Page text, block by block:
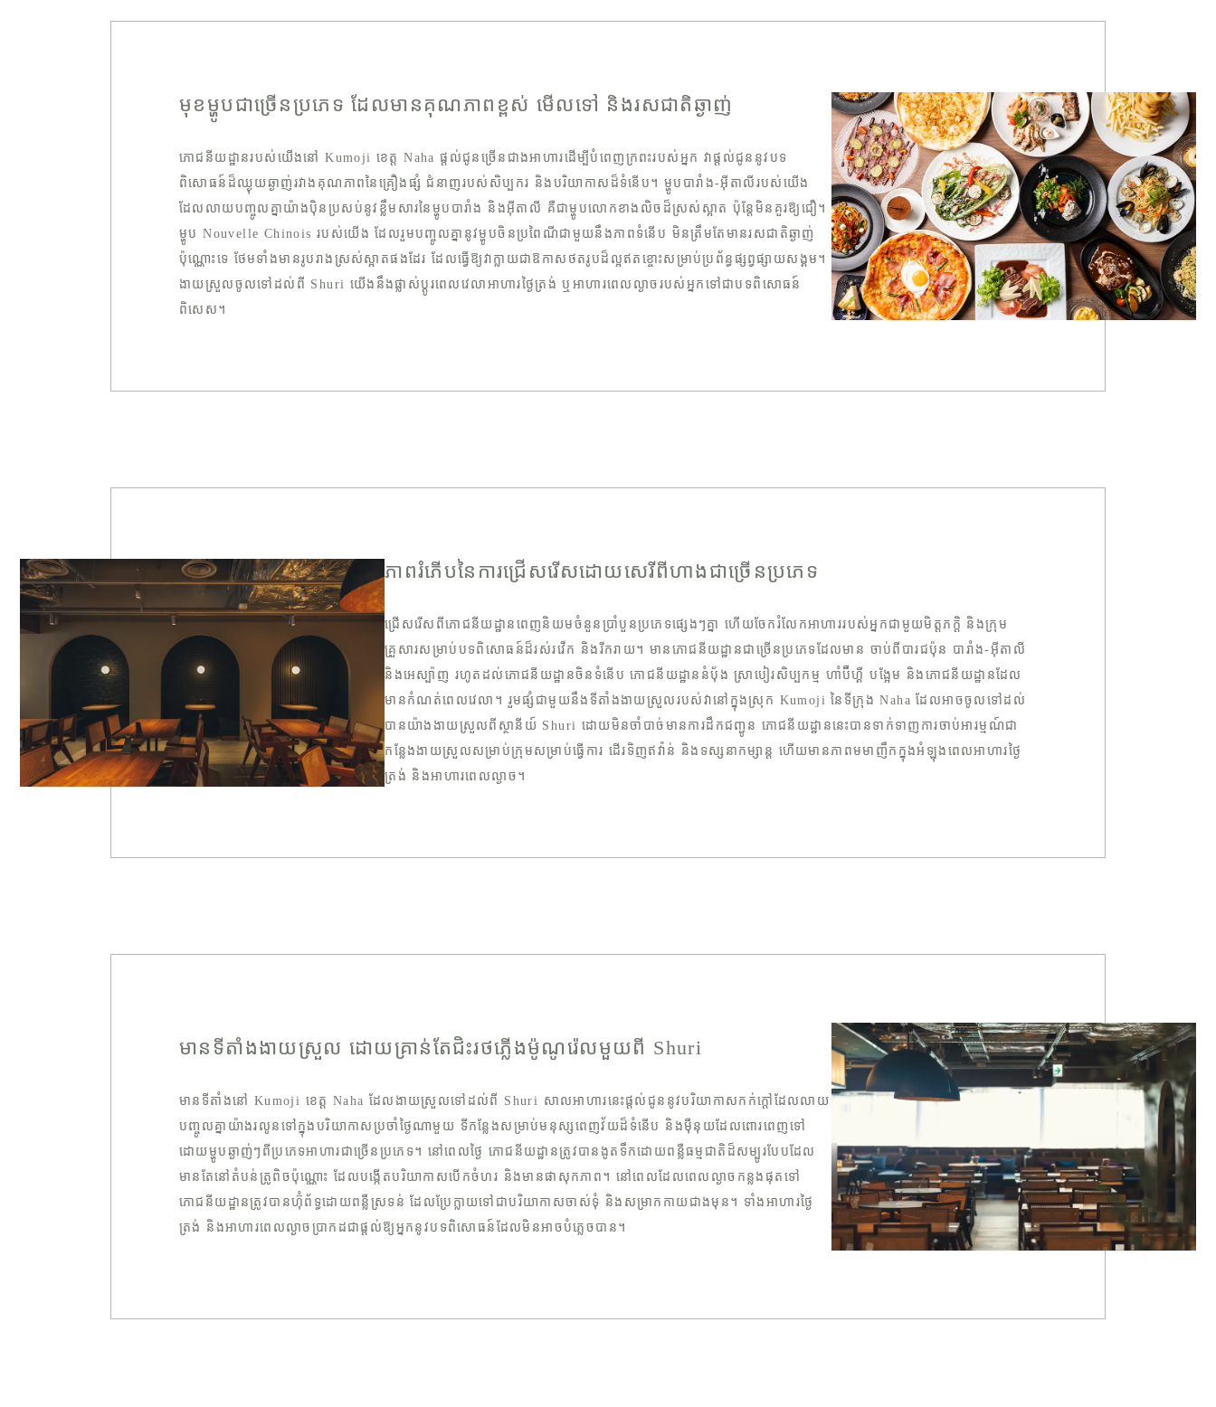
មុខម្ហូបជាច្រើនប្រភេទ ដែលមានគុណភាពខ្ពស់ មើលទៅ និងរសជាតិឆ្ងាញ់
ភោជនីយដ្ឋានរបស់យើងនៅ Kumoji ខេត្ត Naha ផ្តល់ជូនច្រើនជាងអាហារដើម្បីបំពេញក្រពះរបស់អ្នក វាផ្តល់ជូននូវបទ
ពិសោធន៍ដ៏ឈ្ងុយឆ្ងាញ់រវាងគុណភាពនៃគ្រឿងផ្សំ ជំនាញរបស់សិប្បករ និងបរិយាកាសដ៏ទំនើប។ ម្ហូបបារាំង-អ៊ីតាលីរបស់យើង
ដែលលាយបញ្ចូលគ្នាយ៉ាងប៉ិនប្រសប់នូវខ្លឹមសារនៃម្ហូបបារាំង និងអ៊ីតាលី គឺជាម្ហូបលោកខាងលិចដ៏ស្រស់ស្អាត ប៉ុន្តែមិនគួរឱ្យជឿ។
ម្ហូប Nouvelle Chinois របស់យើង ដែលរួមបញ្ចូលគ្នានូវម្ហូបចិនប្រពៃណីជាមួយនឹងភាពទំនើប មិនត្រឹមតែមានរសជាតិឆ្ងាញ់
ប៉ុណ្ណោះទេ ថែមទាំងមានរូបរាងស្រស់ស្អាតផងដែរ ដែលធ្វើឱ្យវាក្លាយជាឱកាសថតរូបដ៏ល្អឥតខ្ចោះសម្រាប់ប្រព័ន្ធផ្សព្វផ្សាយសង្គម។
ងាយស្រួលចូលទៅដល់ពី Shuri យើងនឹងផ្លាស់ប្តូរពេលវេលាអាហារថ្ងៃត្រង់ ឬអាហារពេលល្ងាចរបស់អ្នកទៅជាបទពិសោធន៍
ពិសេស។
ភាពរំភើបនៃការជ្រើសរើសដោយសេរីពីហាងជាច្រើនប្រភេទ
ជ្រើសរើសពីភោជនីយដ្ឋានពេញនិយមចំនួនប្រាំបួនប្រភេទផ្សេងៗគ្នា ហើយចែករំលែកអាហាររបស់អ្នកជាមួយមិត្តភក្តិ និងក្រុម
គ្រួសារសម្រាប់បទពិសោធន៍ដ៏រស់រវើក និងរីករាយ។ មានភោជនីយដ្ឋានជាច្រើនប្រភេទដែលមាន ចាប់ពីបារជប៉ុន បារាំង-អ៊ីតាលី
និងអេស្ប៉ាញ រហូតដល់ភោជនីយដ្ឋានចិនទំនើប ភោជនីយដ្ឋាននំប៉័ង ស្រាបៀរសិប្បកម្ម ហាំប៊ឺហ្គឺ បង្អែម និងភោជនីយដ្ឋានដែល
មានកំណត់ពេលវេលា។ រួមផ្សំជាមួយនឹងទីតាំងងាយស្រួលរបស់វានៅក្នុងស្រុក Kumoji នៃទីក្រុង Naha ដែលអាចចូលទៅដល់
បានយ៉ាងងាយស្រួលពីស្ថានីយ៍ Shuri ដោយមិនចាំបាច់មានការដឹកជញ្ជូន ភោជនីយដ្ឋាននេះបានទាក់ទាញការចាប់អារម្មណ៍ជា
កន្លែងងាយស្រួលសម្រាប់ក្រុមសម្រាប់ធ្វើការ ដើរទិញឥវ៉ាន់ និងទស្សនាកម្សាន្ត ហើយមានភាពមមាញឹកក្នុងអំឡុងពេលអាហារថ្ងៃ
ត្រង់ និងអាហារពេលល្ងាច។
មានទីតាំងងាយស្រួល ដោយគ្រាន់តែជិះរថភ្លើងម៉ូណូរ៉េលមួយពី Shuri
មានទីតាំងនៅ Kumoji ខេត្ត Naha ដែលងាយស្រួលទៅដល់ពី Shuri សាលអាហារនេះផ្តល់ជូននូវបរិយាកាសកក់ក្ដៅដែលលាយ
បញ្ចូលគ្នាយ៉ាងរលូនទៅក្នុងបរិយាកាសប្រចាំថ្ងៃណាមួយ ទីកន្លែងសម្រាប់មនុស្សពេញវ័យដ៏ទំនើប និងម៉ឺនុយដែលពោរពេញទៅ
ដោយម្ហូបឆ្ងាញ់ៗពីប្រភេទអាហារជាច្រើនប្រភេទ។ នៅពេលថ្ងៃ ភោជនីយដ្ឋានត្រូវបានងូតទឹកដោយពន្លឺធម្មជាតិដ៏សម្បូរបែបដែល
មានតែនៅតំបន់ត្រូពិចប៉ុណ្ណោះ ដែលបង្កើតបរិយាកាសបើកចំហរ និងមានផាសុកភាព។ នៅពេលដែលពេលល្ងាចកន្លងផុតទៅ
ភោជនីយដ្ឋានត្រូវបានហ៊ុំព័ទ្ធដោយពន្លឺស្រទន់ ដែលប្រែក្លាយទៅជាបរិយាកាសចាស់ទុំ និងសម្រាកកាយជាងមុន។ ទាំងអាហារថ្ងៃ
ត្រង់ និងអាហារពេលល្ងាចប្រាកដជាផ្តល់ឱ្យអ្នកនូវបទពិសោធន៍ដែលមិនអាចបំភ្លេចបាន។